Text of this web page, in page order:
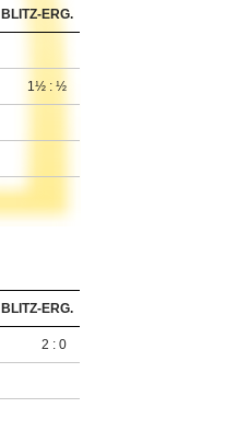
BLITZ-ERG.
1½ : ½
BLITZ-ERG.
2 : 0